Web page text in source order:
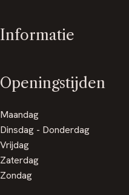
Informatie
Openingstijden
Maandag
Dinsdag - Donderdag
Vrijdag
Zaterdag
Zondag